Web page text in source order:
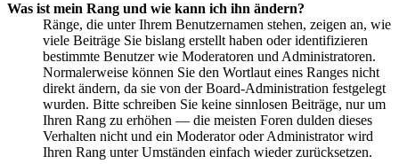
Was ist mein Rang und wie kann ich ihn ändern?
Ränge, die unter Ihrem Benutzernamen stehen, zeigen an, wie
viele Beiträge Sie bislang erstellt haben oder identifizieren
bestimmte Benutzer wie Moderatoren und Administratoren.
Normalerweise können Sie den Wortlaut eines Ranges nicht
direkt ändern, da sie von der Board-Administration festgelegt
wurden. Bitte schreiben Sie keine sinnlosen Beiträge, nur um
Ihren Rang zu erhöhen — die meisten Foren dulden dieses
Verhalten nicht und ein Moderator oder Administrator wird
Ihren Rang unter Umständen einfach wieder zurücksetzen.